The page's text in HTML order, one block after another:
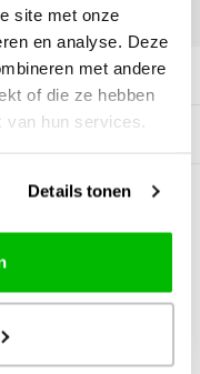
site met onze
en analyse. Deze
met andere
of die ze hebben
van hun services.
Details tonen